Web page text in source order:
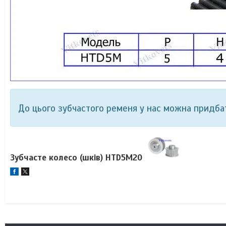
До цього зубчастого ременя у нас можна
Зубчасте колесо (шків) HTD5M20